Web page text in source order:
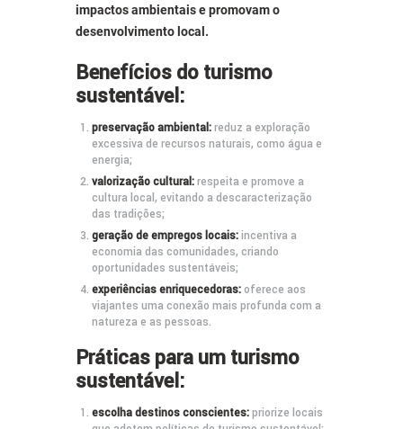
impactos ambientais e promovam o
desenvolvimento local.
Benefícios do turismo
sustentável:
preservação ambiental: reduz a exploração
excessiva de recursos naturais, como água e
energia;
valorização cultural: respeita e promove a
cultura local, evitando a descaracterização
das tradições;
geração de empregos locais: incentiva a
economia das comunidades, criando
oportunidades sustentáveis;
experiências enriquecedoras: oferece aos
viajantes uma conexão mais profunda com a
natureza e as pessoas.
Práticas para um turismo
sustentável:
escolha destinos conscientes: priorize locais